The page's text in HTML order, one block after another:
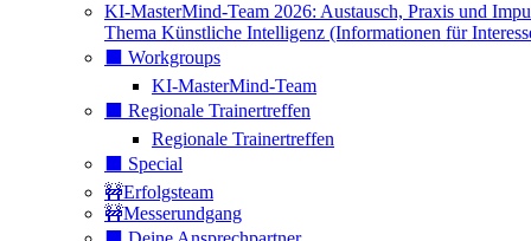
KI-MasterMind-Team 2026: Austausch, Praxis und
Thema Künstliche Intelligenz (Informationen für
⬛️ Workgroups
KI-MasterMind-Team
⬛️ Regionale Trainertreffen
Regionale Trainertreffen
⬛️ Special
🚧Erfolgsteam
🚧Messerundgang